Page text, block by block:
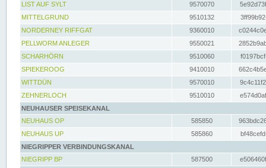
LIST AUF SYLT
9570070
MITTELGRUND
9510132
NORDERNEY RIFFGAT
9360010
PELLWORM ANLEGER
9550021
SCHARHÖRN
9510060
SPIEKEROOG
9410010
WITTDÜN
9570010
ZEHNERLOCH
9510010
NEUHAUSER SPEISEKANAL
NEUHAUS OP
585850
NEUHAUS UP
585860
NIEGRIPPER VERBINDUNGSKANAL
NIEGRIPP BP
587500